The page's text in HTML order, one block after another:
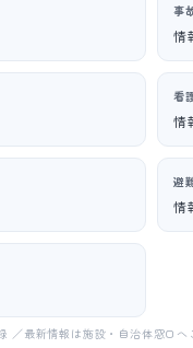
事
情
看
情
避
情
／最新情報は施設・自治体窓口へ